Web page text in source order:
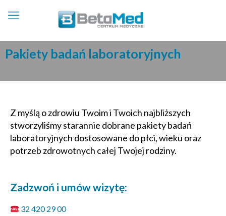
Pakiety badań laboratoryjnych
Z myślą o zdrowiu Twoim i Twoich najbliższych
stworzyliśmy starannie dobrane pakiety badań
laboratoryjnych dostosowane do płci, wieku oraz
potrzeb zdrowotnych całej Twojej rodziny.
Zadzwoń i umów wizytę:
32 420 29 00